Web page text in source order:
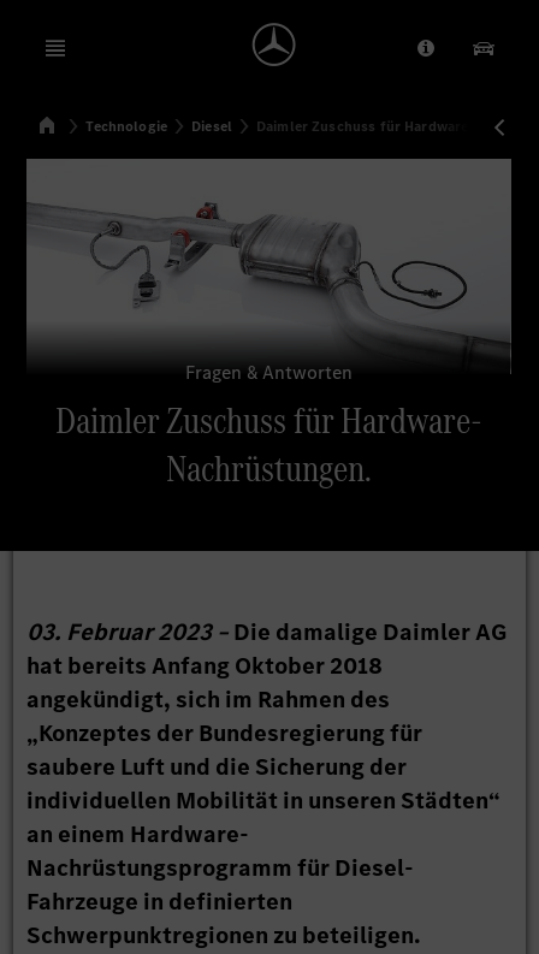
Open menu Anbieter/
SuchenStartseite
Technologie Diesel Daimler Zuschuss für Hardware-
Fragen & Antworten
Daimler Zuschuss für Hardware-
Nachrüstungen.
03. Februar 2023 –Die damalige Daimler AG
hat bereits Anfang Oktober 2018
angekündigt, sich im Rahmen des
„Konzeptes der Bundesregierung für
saubere Luft und die Sicherung der
individuellen Mobilität in unseren Städten“
an einem Hardware-
Nachrüstungsprogramm für Diesel-
Fahrzeuge in definierten
Schwerpunktregionen zu beteiligen.